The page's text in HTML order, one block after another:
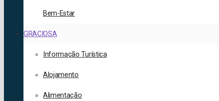
Bem-Estar
GRACIOSA
Informação Turística
Alojamento
Alimentação